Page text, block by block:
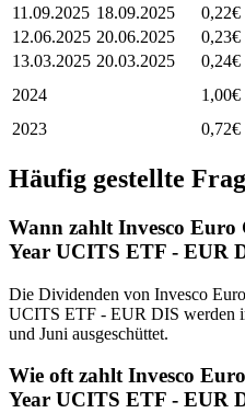
11.09.2025 18.09.2025 0,22€
12.06.2025 20.06.2025 0,23€
13.03.2025 20.03.2025 0,24€
2024
1,00€
2023
0,72€
Häufig gestellte
Wann zahlt Invesco Euro
Year UCITS ETF - EUR
Die Dividenden von Invesco
UCITS ETF - EUR DIS werden
und Juni ausgeschüttet.
Wie oft zahlt Invesco
Year UCITS ETF - EUR